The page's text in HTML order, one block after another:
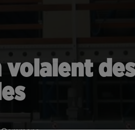
volaient